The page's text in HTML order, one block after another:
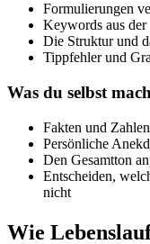
Formulierungen
Keywords aus der
Die Struktur und
Tippfehler und
Was du selbst
Fakten und
Persönliche
Den Gesamtton
Entscheiden,
nicht
Wie